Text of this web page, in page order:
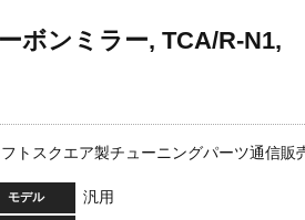
ボンミラー, TCA/R-N1,
トスクエア製チューニングパーツ通信販
モデル 汎用